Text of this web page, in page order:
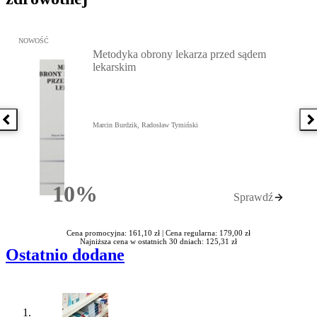
Poprzednia książka
Przejdź do: Metodyka obrony lekarza przed sądem lekarskim,
NOWOŚĆ
10%Rabatu
Metodyka obrony lekarza przed sądem
lekarskim
Marcin Burdzik, Radosław Tymiński
Sprawdź
Cena promocyjna: 161,10 zł | Cena regularna: 179,00 zł
Najniższa cena w ostatnich 30 dniach: 125,31 zł
Ostatnio dodane